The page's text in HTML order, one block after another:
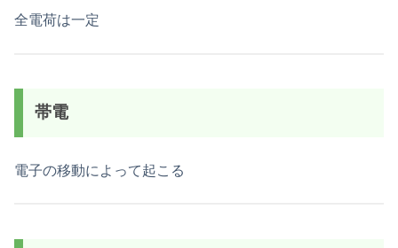
全電荷は一定
帯電
電子の移動によって起こる